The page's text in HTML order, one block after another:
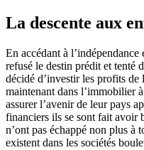
La descente aux
En accédant à
refusé le destin prédit et tenté
décidé d’investir les profits
maintenant dans l’immobilier
assurer l’avenir de leur pays
financiers ils se sont fait avoir
n’ont pas échappé non plus à
existent dans les sociétés